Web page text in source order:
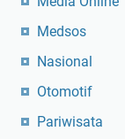
Medsos
Nasional
Otomotif
Pariwisata